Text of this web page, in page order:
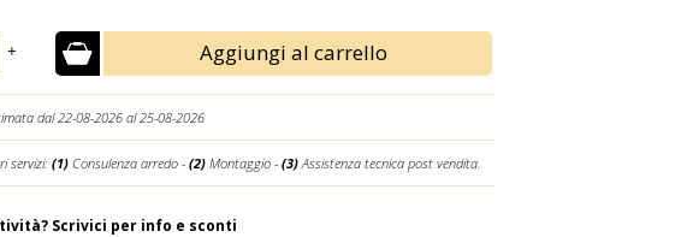
+ Aggiungi al carrello
dal 22-08-2026 al 25-08-2026
servizi:(1) Consulenza arredo - (2) Montaggio - (3)Assistenza tecnica post vendita.
Scrivici per info e sconti